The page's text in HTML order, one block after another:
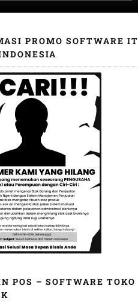
PROMO SOFTWARE IT
POS – SOFTWARE TOKO